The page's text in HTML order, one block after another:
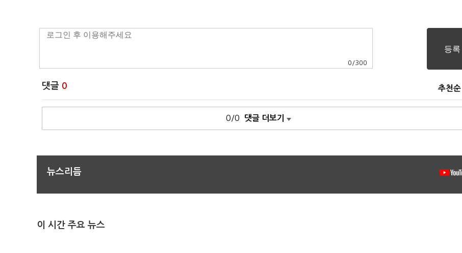
0 /300
댓글 0 추천순
0/0 댓글 더보기
뉴스리듬
이 시간 주요 뉴스